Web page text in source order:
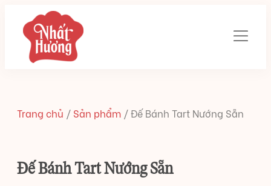
Trang chủ / Sản phẩm /Đế Bánh Tart Nướng Sẵn
Đế Bánh Tart Nướng Sẵn